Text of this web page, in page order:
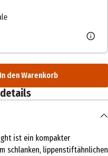
den Warenkorb
ist ein kompakter
schlanken, lippenstiftähnlichen